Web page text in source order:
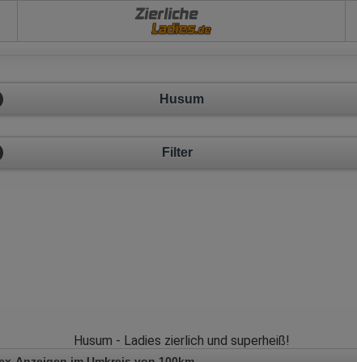
Zierliche
Husum
Filter
Husum - Ladies zierlich und superheiß!